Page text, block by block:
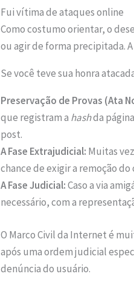
Fui vítima de ataques online
Como costumo orientar, o
ou agir de forma precipitada.
Se você teve sua honra
Preservação de Provas (Ata
que registram a hashda
post.
A Fase Extrajudicial: Muitas
chance de exigir a remoção
A Fase Judicial:Caso a via
necessário, com a
O Marco Civil da Internet é
após uma ordem judicial
denúncia do usuário.